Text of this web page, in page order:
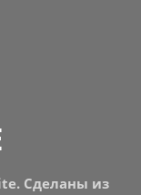
Сделаны из